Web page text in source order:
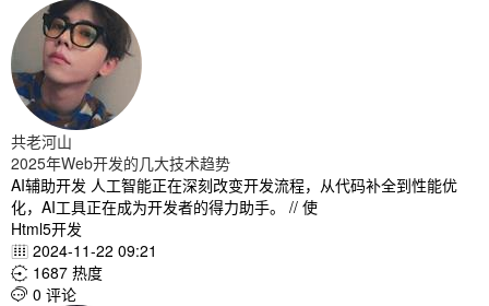
共老河山
2025年Web开发的几大技术趋势
AI辅助开发 人工智能正在深刻改变开发流程，从代码补全到性能优
化，AI工具正在成为开发者的得力助手。 // 使
Html5开发
 2024-11-22 09:21
 1687 热度
 0 评论